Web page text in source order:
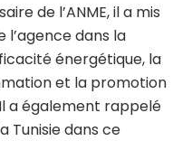
de l’ANME, il a mis
l’agence dans la
énergétique, la
et la promotion
a également rappelé
Tunisie dans ce